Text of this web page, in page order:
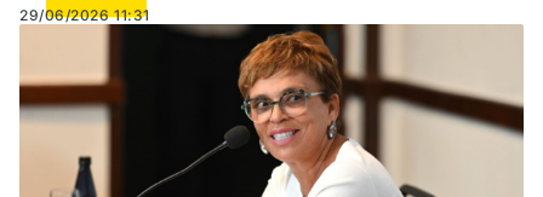
29/06/2026 11:31